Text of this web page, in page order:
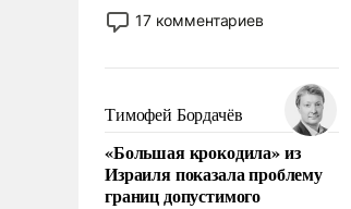
Мир, где политические
прожекты будут безусловно
налогоплательщиков и где
Еревану за свои поступки не
нужно отвечать.
17 комментариев
Тимофей Бордачёв
«Большая крокодила» из
Израиля показала проблему
границ допустимого